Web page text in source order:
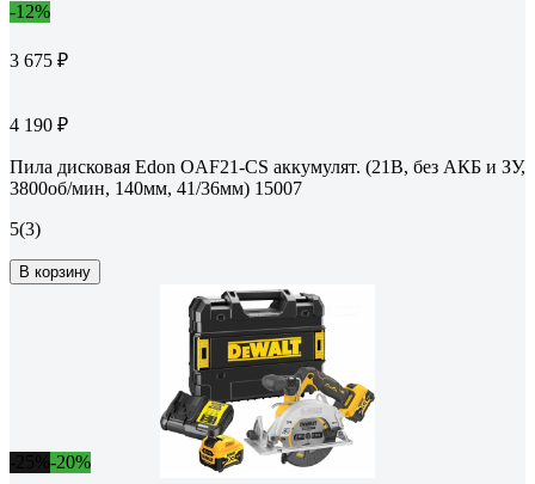
-12%
3 675 ₽
4 190 ₽
Пила дисковая Edon OAF21-CS аккумулят. (21В, без АКБ и ЗУ,
3800об/мин, 140мм, 41/36мм) 15007
5(3)
В корзину
-20%